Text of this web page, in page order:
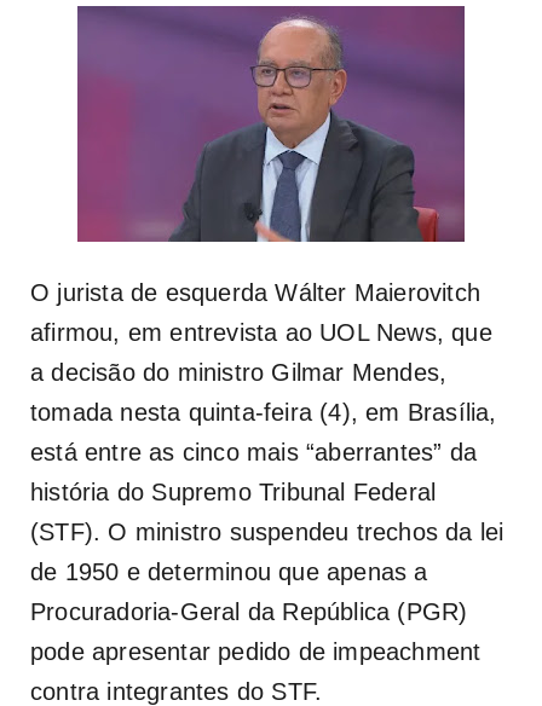
O jurista de esquerda Wálter Maierovitch
afirmou, em entrevista ao UOL News, que
a decisão do ministro Gilmar Mendes,
tomada nesta quinta-feira (4), em Brasília,
está entre as cinco mais “aberrantes” da
história do Supremo Tribunal Federal
(STF). O ministro suspendeu trechos da lei
de 1950 e determinou que apenas a
Procuradoria-Geral da República (PGR)
pode apresentar pedido de impeachment
contra integrantes do STF.